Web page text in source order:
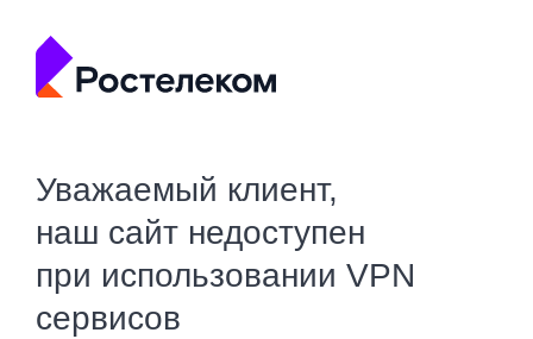
Уважаемый клиент,
наш сайт недоступен
при использовании VPN
сервисов